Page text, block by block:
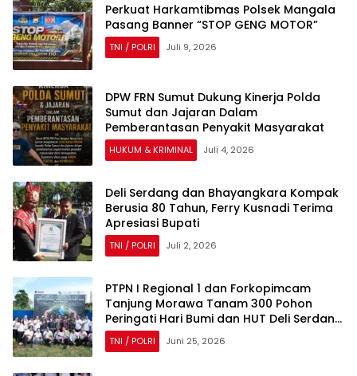
Perkuat Harkamtibmas Polsek Mangala
Pasang Banner “STOP GENG MOTOR”
TNI / POLRI Juli 9, 2026
DPW FRN Sumut Dukung Kinerja Polda
Sumut dan Jajaran Dalam
Pemberantasan Penyakit Masyarakat
HUKUM & KRIMINAL Juli 4, 2026
Deli Serdang dan Bhayangkara Kompak
Berusia 80 Tahun, Ferry Kusnadi Terima
Apresiasi Bupati
TNI / POLRI Juli 2, 2026
PTPN I Regional 1 dan Forkopimcam
Tanjung Morawa Tanam 300 Pohon
Peringati Hari Bumi dan HUT Deli Serdang
ke-80
TNI / POLRI Juni 25, 2026